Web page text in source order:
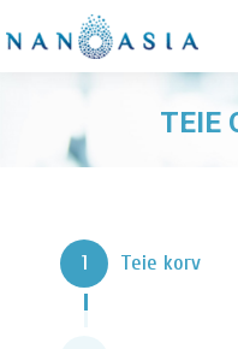
TEIE
Teie korv
1